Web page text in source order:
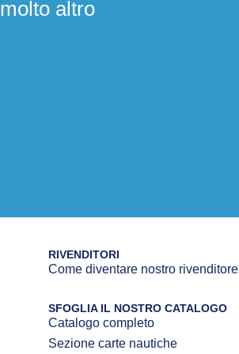
altro
RIVENDITORI
Come diventare nostro rivenditore
SFOGLIA IL NOSTRO CATALOGO
Catalogo completo
Sezione carte nautiche